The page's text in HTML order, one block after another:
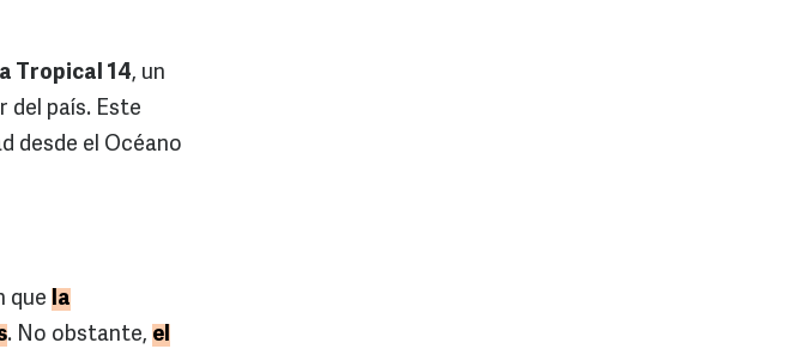
Tropical 14, un
del país. Este
desde el Océano
que la
. No obstante, el